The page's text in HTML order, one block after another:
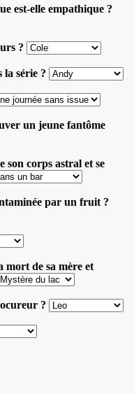
est-elle empathique ?
?
série ?
un jeune fantôme
son corps astral et se
par un fruit ?
mort de sa mère et
?